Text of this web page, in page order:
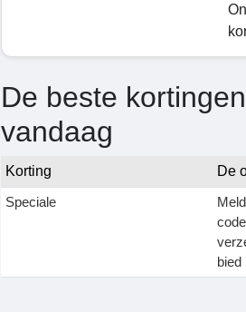
De beste
vandaag
Korting De
Speciale
bied